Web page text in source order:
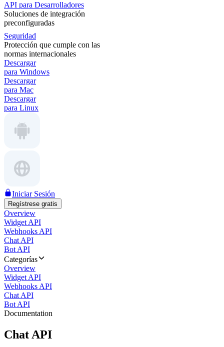
API para Desarrolladores
Soluciones de integración
preconfiguradas
Seguridad
Protección que cumple con las
normas internacionales
Descargar
para Windows
Descargar
para Mac
Descargar
para Linux
Iniciar Sesión
Regístrese gratis
Overview
Widget API
Webhooks API
Chat API
Bot API
Categorías
Overview
Widget API
Webhooks API
Chat API
Bot API
Documentation
Chat API